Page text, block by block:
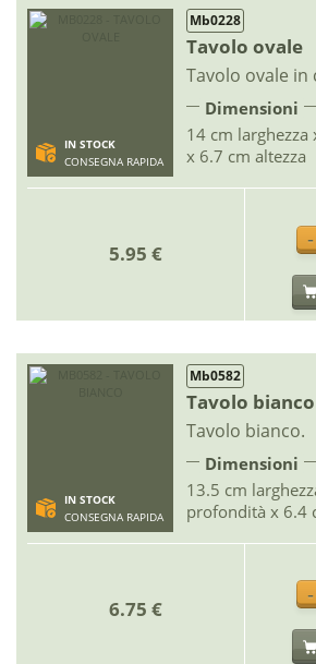
IN STOCK
CONSEGNA RAPIDA
Mb0228
Tavolo ovale
Tavolo ovale
Dimensioni
14 cm
x 6.7 cm altezza
5.95 €
-
IN STOCK
CONSEGNA RAPIDA
Mb0582
Tavolo bianco
Tavolo bianco.
Dimensioni
13.5 cm
profondità x 6.4
6.75 €
-